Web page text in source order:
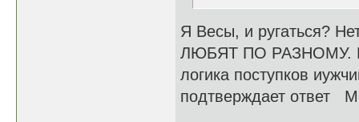
Я Весы, и ругаться?
ЛЮБЯТ ПО РАЗНОМУ.
логика поступков
подтверждает ответ